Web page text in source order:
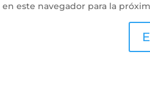
este navegador para la